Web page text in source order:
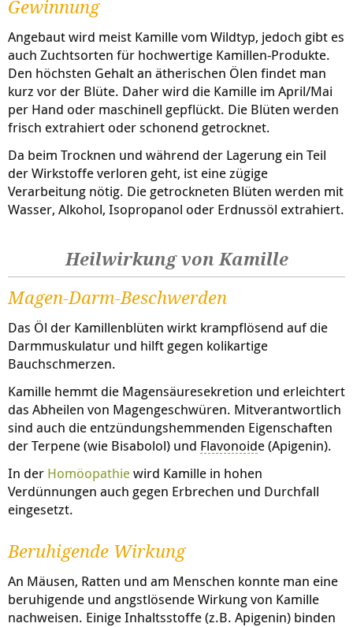
Gewinnung
Angebaut wird meist Kamille vom Wildtyp, jedoch gibt es
auch Zuchtsorten für hochwertige Kamillen-Produkte.
Den höchsten Gehalt an ätherischen Ölen findet man
kurz vor der Blüte. Daher wird die Kamille im April/Mai
per Hand oder maschinell gepflückt. Die Blüten werden
frisch extrahiert oder schonend getrocknet.
Da beim Trocknen und während der Lagerung ein Teil
der Wirkstoffe verloren geht, ist eine zügige
Verarbeitung nötig. Die getrockneten Blüten werden mit
Wasser, Alkohol, Isopropanol oder Erdnussöl extrahiert.
Heilwirkung von Kamille
Magen-Darm-Beschwerden
Das Öl der Kamillenblüten wirkt krampflösend auf die
Darmmuskulatur und hilft gegen kolikartige
Bauchschmerzen.
Kamille hemmt die Magensäuresekretion und erleichtert
das Abheilen von Magengeschwüren. Mitverantwortlich
sind auch die entzündungshemmenden Eigenschaften
der Terpene (wie Bisabolol) und Flavonoide (Apigenin).
In der Homöopathiewird Kamille in hohen
Verdünnungen auch gegen Erbrechen und Durchfall
eingesetzt.
Beruhigende Wirkung
An Mäusen, Ratten und am Menschen konnte man eine
beruhigende und angstlösende Wirkung von Kamille
nachweisen. Einige Inhaltsstoffe (z.B. Apigenin) binden